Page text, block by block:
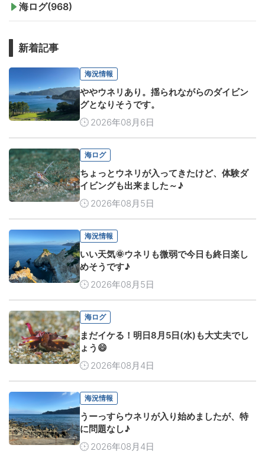
海ログ(968)
新着記事
海況情報
ややウネリあり。揺られながらのダイビン
グとなりそうです。
2026年08月6日
海ログ
ちょっとウネリが入ってきたけど、体験ダ
イビングも出来ました～♪
2026年08月5日
海況情報
いい天気🌞ウネリも微弱で今日も終日楽し
めそうです♪
2026年08月5日
海ログ
まだイケる！明日8月5日(水)も大丈夫でし
ょう😄
2026年08月4日
海況情報
うーっすらウネリが入り始めましたが、特
に問題なし♪
2026年08月4日